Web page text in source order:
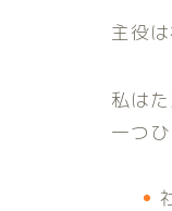
主役は
私は
一つ